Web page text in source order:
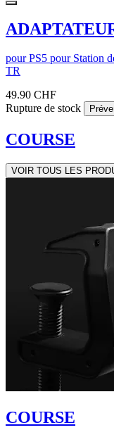
pour PS5 pour Station
TR
49.90 CHF
Rupture de stock
COURSE
VOIR TOUS LES
COURSE